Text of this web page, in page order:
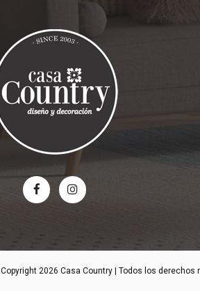
Copyright 2026 Casa Country | Todos los derechos